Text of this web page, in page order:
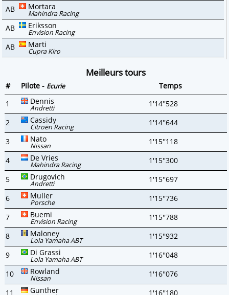
AB Mortara
Mahindra Racing
AB Eriksson
Envision Racing
AB Marti
Cupra Kiro
Meilleurs tours
# Pilote - Ecurie
Temps
1
Dennis
Andretti
1'14''528
2
Cassidy
Citroën Racing
1'14''644
3
Nato
Nissan
1'15''118
4
De Vries
Mahindra Racing
1'15''300
5
Drugovich
Andretti
1'15''697
6
Muller
Porsche
1'15''736
7
Buemi
Envision Racing
1'15''788
8
Maloney
Lola Yamaha ABT
1'15''932
9
Di Grassi
Lola Yamaha ABT
1'16''048
10
Rowland
Nissan
1'16''076
11
Gunther
1'16''180